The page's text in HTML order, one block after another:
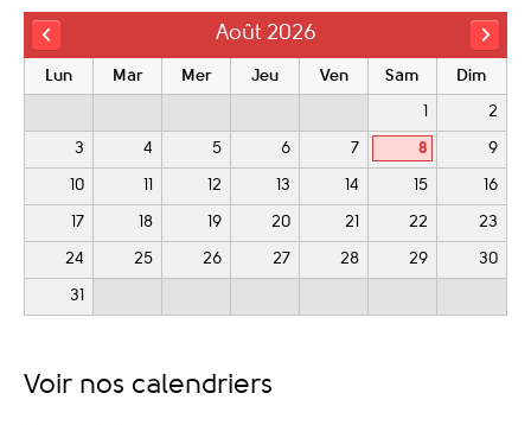
Août 2026
Lun Mar Mer Jeu Ven Sam Dim
1 2
3 4 5 6 7 8 9
10 11 12 13 14 15 16
17 18 19 20 21 22 23
24 25 26 27 28 29 30
31
Voir nos calendriers